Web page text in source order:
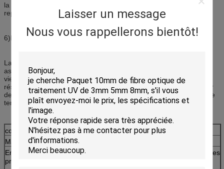
Laisser un message
Nous vous rappellerons bientôt!
la couverture otective que l'autre colore de meilleures raisons de
représentation UV
6)Bonne propriété antistatique
La garde en spirale utilisant l'original a modifié le matériel de pp,
aspect brillant, bonne résilience, sa résistance à l'usure, anti-
vieillissement, résistance d'huile, la représentation supérieure de
résistance à la corrosion, l'aspect d'une blessure en spirale autour
de l'extérieur du produit pour prolonger le tube interne 3 | 5 ans de
temps d'utilisation.
couleur
noir, rouge, bleu, jaune
Matériel
Pp
Emballage de
produit
les sacs ou les cartons sont prêts pour les 2 mètres